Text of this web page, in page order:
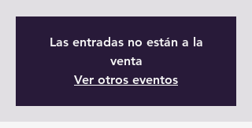
Las entradas no están a la
venta
Ver otros eventos